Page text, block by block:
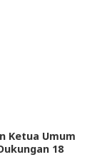
Ketua Umum
18